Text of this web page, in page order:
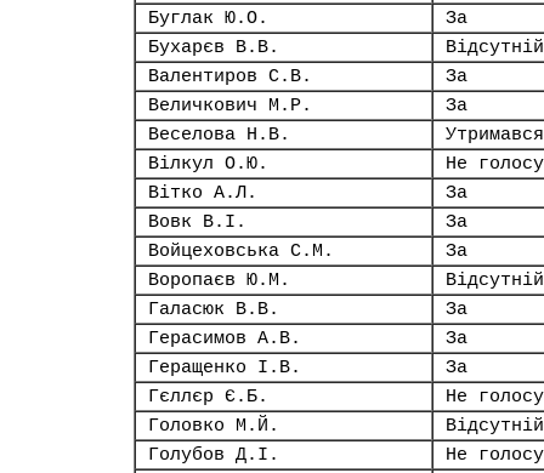
Буглак Ю.О.
За
Бухарєв В.В.
Відсутній
Валентиров С.В.
За
Величкович М.Р.
За
Веселова Н.В.
Утримався
Вілкул О.Ю.
Не
Вітко А.Л.
За
Вовк В.І.
За
Войцеховська С.М.
За
Воропаєв Ю.М.
Відсутній
Галасюк В.В.
За
Герасимов А.В.
За
Геращенко І.В.
За
Гєллєр Є.Б.
Не
Головко М.Й.
Відсутній
Голубов Д.І.
Не